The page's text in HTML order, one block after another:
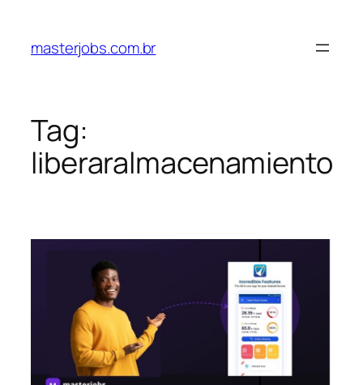
masterjobs.com.br
Tag:
liberaralmacenamiento